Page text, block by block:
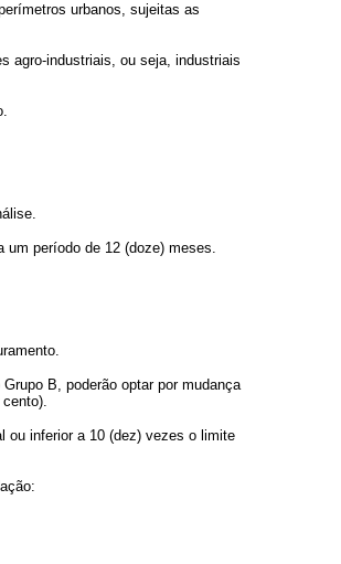
urbanos, sujeitas as
agro-industriais, ou seja, industriais
um período de 12 (doze) meses.
B, poderão optar por mudança
ou inferior a 10 (dez) vezes o limite